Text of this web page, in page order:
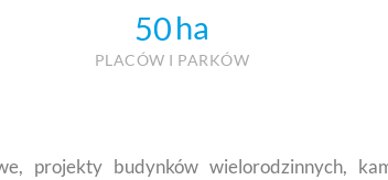
50ha
PLACÓW I PARKÓW
projekty budynków wielorodzinnych,